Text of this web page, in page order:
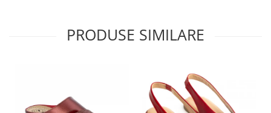
PRODUSE SIMILARE